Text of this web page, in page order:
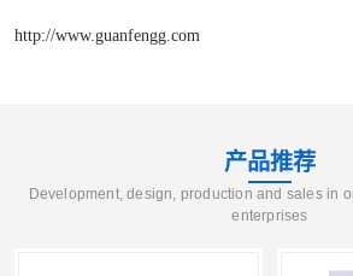
http://www.guanfengg.com
产品推荐
Development, design, production and sales in
enterprises